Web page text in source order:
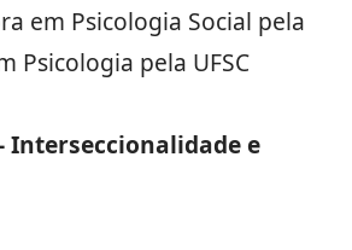
em Psicologia Social pela
Psicologia pela UFSC
Interseccionalidade e